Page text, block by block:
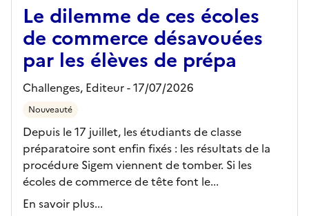
Le dilemme de ces écoles
de commerce désavouées
par les élèves de prépa
Challenges, Editeur- 17/07/2026
Nouveauté
Depuis le 17 juillet, les étudiants de classe
préparatoire sont enfin fixés : les résultats de la
procédure Sigem viennent de tomber. Si les
écoles de commerce de tête font le...
En savoir plus...